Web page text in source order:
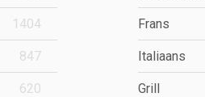
1404
847
620
Frans
Italiaans
Grill